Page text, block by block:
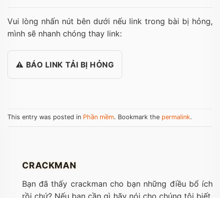
Vui lòng nhấn nút bên dưới nếu link trong bài bị hỏng,
mình sẽ nhanh chóng thay link:
⚠️ BÁO LINK TẢI BỊ HỎNG
This entry was posted in Phần mềm. Bookmark the permalink.
CRACKMAN
Bạn đã thấy crackman cho bạn những điều bổ ích
rồi chứ? Nếu bạn cần gì hãy nói cho chúng tôi biết,